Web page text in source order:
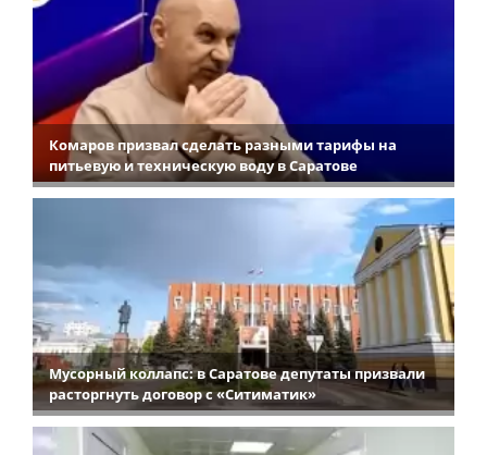
Комаров призвал сделать разными тарифы на
питьевую и техническую воду в Саратове
Мусорный коллапс: в Саратове депутаты призвали
расторгнуть договор с «Ситиматик»